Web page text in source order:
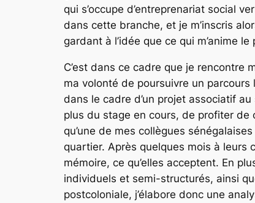
qui s’occupe d’entreprenariat social
dans cette branche, et je m’inscris
gardant à l’idée que ce qui m’anime
C’est dans ce cadre que je rencontre
ma volonté de poursuivre un
dans le cadre d’un projet associatif
plus du stage en cours, de profiter de
qu’une de mes collègues
quartier. Après quelques mois à leurs
mémoire, ce qu’elles acceptent. En
individuels et semi-structurés, ainsi
postcoloniale, j’élabore donc une